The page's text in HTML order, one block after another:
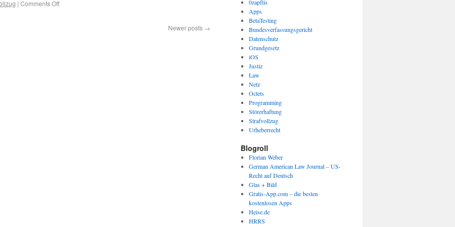
| Comments Off
Newer posts →
0zapftis
Apps
BetaTesting
Bundesverfassungsgericht
Datenschutz
Grundgesetz
iOS
Justiz
Law
Netz
Octets
Programming
Störerhaftung
Strafvollzug
Urheberrecht
Blogroll
Florian Weber
German American Law Journal – US-
Recht auf Deutsch
Glas + Bild
Gratis-App.com – die besten
kostenlosen Apps
Heise.de
HRRS